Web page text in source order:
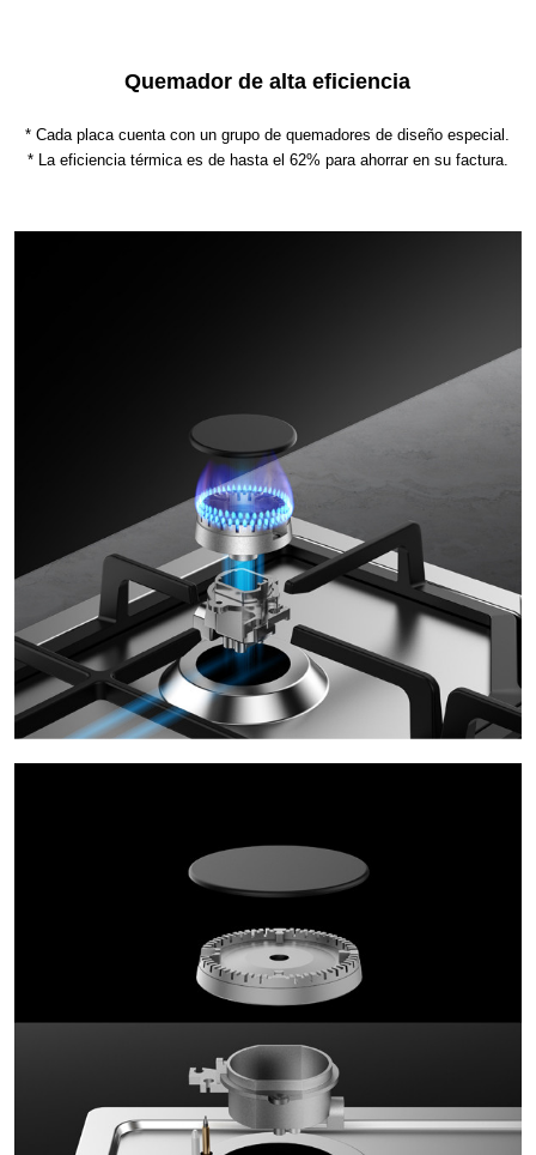
Quemador de alta eficiencia
* Cada placa cuenta con un grupo de quemadores de diseño especial.
* La eficiencia térmica es de hasta el 62% para ahorrar en su factura.